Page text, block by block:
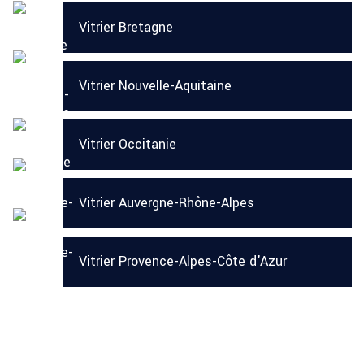
Vitrier Bretagne
Vitrier Nouvelle-Aquitaine
Vitrier Occitanie
Vitrier Auvergne-Rhône-Alpes
Vitrier Provence-Alpes-Côte d'Azur